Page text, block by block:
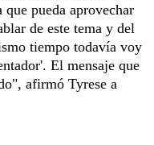
pueda aprovechar
de este tema y del
tiempo todavía voy
El mensaje que
afirmó Tyrese a